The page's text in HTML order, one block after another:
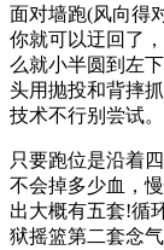
面对墙跑(风向得
你就可以迂回了
么就小半圆到左
头用抛投和背摔
技术不行别尝试。
只要跑位是沿着
不会掉多少血，
出大概有五套!循
狱摇篮第二套念